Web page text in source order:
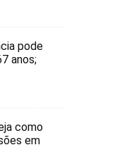
pode
anos;
como
em